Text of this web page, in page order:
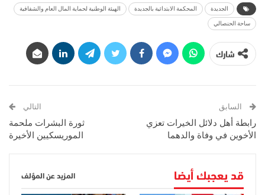
الجديدة المحكمة الابتدائية بالجديدة الهيئة الوطنية لحماية المال العام والشفافية
ساحة الحنصالي
شارك
السابق
رابطة أهل دلائل الخيرات تعزي
الأخوين في وفاة والدهما
التالي
ثورة البشرات ملحمة
الموريسكيين الأخيرة
قد يعجبك أيضا المزيد عن المؤلف